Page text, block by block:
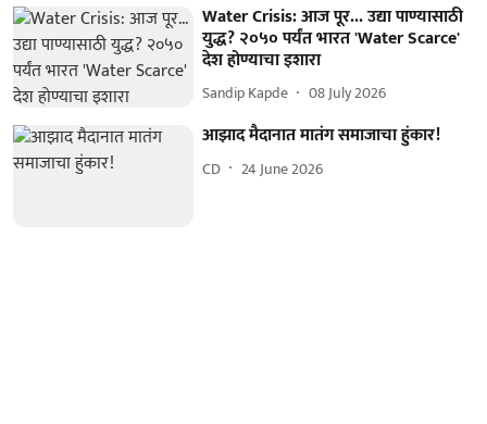
Water Crisis: आज पूर... उद्या पाण्यासाठी
युद्ध? २०५० पर्यंत भारत 'Water Scarce'
देश होण्याचा इशारा
Sandip Kapde 08 July 2026
आझाद मैदानात मातंग समाजाचा हुंकार!
CD 24 June 2026